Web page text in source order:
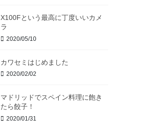
X100Fという最高に丁度いいカメ
ラ
2020/05/10
カワセミはじめました
2020/02/02
マドリッドでスペイン料理に飽き
たら餃子！
2020/01/31